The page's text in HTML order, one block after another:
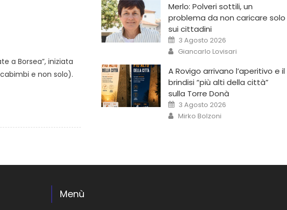
a Borsea”, iniziata
e non solo).
Merlo: Polveri sottili, un
problema da non caricare solo
sui cittadini
3 Agosto 2026
Giancarlo Lovisari
A Rovigo arrivano l’aperitivo e il
brindisi “più alti della città”
sulla Torre Donà
3 Agosto 2026
Mirko Bolzoni
Menù